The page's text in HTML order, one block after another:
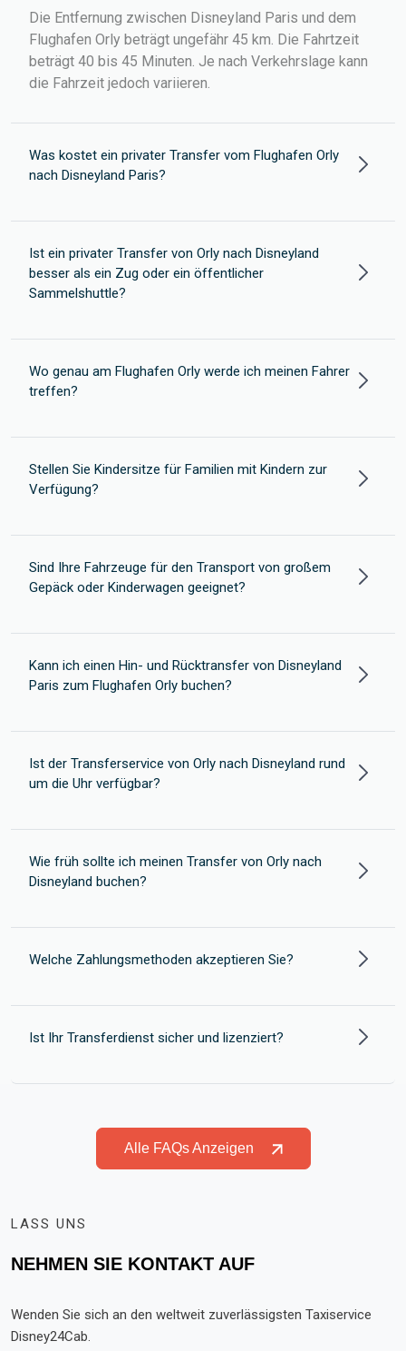
Die Entfernung zwischen Disneyland Paris und dem
Flughafen Orly beträgt ungefähr 45 km. Die Fahrtzeit
beträgt 40 bis 45 Minuten. Je nach Verkehrslage kann
die Fahrzeit jedoch variieren.
Was kostet ein privater Transfer vom Flughafen Orly
nach Disneyland Paris?
Ist ein privater Transfer von Orly nach Disneyland
besser als ein Zug oder ein öffentlicher
Sammelshuttle?
Wo genau am Flughafen Orly werde ich meinen Fahrer
treffen?
Stellen Sie Kindersitze für Familien mit Kindern zur
Verfügung?
Sind Ihre Fahrzeuge für den Transport von großem
Gepäck oder Kinderwagen geeignet?
Kann ich einen Hin- und Rücktransfer von Disneyland
Paris zum Flughafen Orly buchen?
Ist der Transferservice von Orly nach Disneyland rund
um die Uhr verfügbar?
Wie früh sollte ich meinen Transfer von Orly nach
Disneyland buchen?
Welche Zahlungsmethoden akzeptieren Sie?
Ist Ihr Transferdienst sicher und lizenziert?
Alle FAQs Anzeigen
LASS UNS
NEHMEN SIE KONTAKT AUF
Wenden Sie sich an den weltweit zuverlässigsten Taxiservice
Disney24Cab.